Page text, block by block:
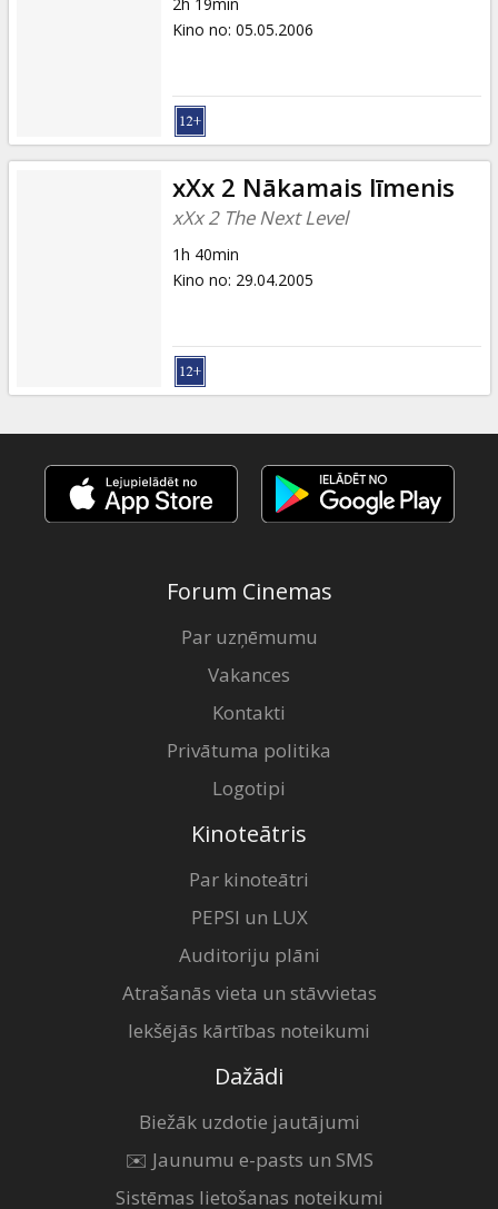
Kino no: 05.05.2006
xXx 2 Nākamais līmenis
xXx 2 The Next Level
1h 40min
Kino no: 29.04.2005
Forum Cinemas
Par uzņēmumu
Vakances
Kontakti
Privātuma politika
Logotipi
Kinoteātris
Par kinoteātri
PEPSI un LUX
Auditoriju plāni
Atrašanās vieta un stāvvietas
Iekšējās kārtības noteikumi
Dažādi
Biežāk uzdotie jautājumi
✉️ Jaunumu e-pasts un SMS
Sistēmas lietošanas noteikumi